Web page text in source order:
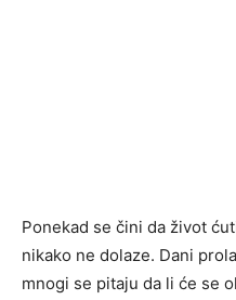
Ponekad se čini da život
nikako ne dolaze. Dani
mnogi se pitaju da li će se